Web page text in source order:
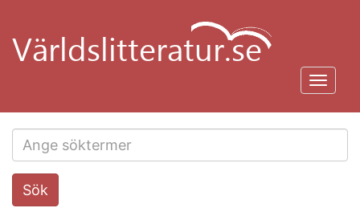
huvudinnehåll
Search
this
Sök